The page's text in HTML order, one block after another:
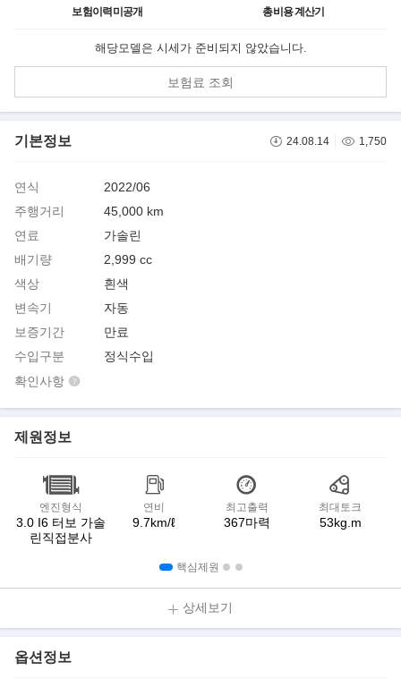
보험이력미공개 총비용 계산기
해당모델은 시세가 준비되지 않았습니다.
보험료 조회
기본정보 24.08.14 1,750
연식
2022/06
주행거리
45,000 km
연료
가솔린
배기량
2,999 cc
색상
흰색
변속기
자동
보증기간
만료
수입구분
정식수입
확인사항
제원정보
엔진형식
3.0 I6 터보 가솔
린직접분사
연비
9.7km/ℓ
최고출력
367마력
최대토크
53kg.m
핵심제원
상세보기
옵션정보